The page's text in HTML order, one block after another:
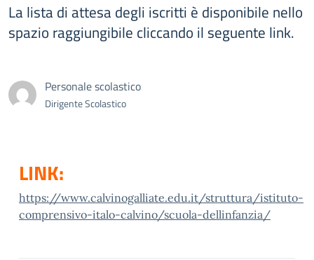
La lista di attesa degli iscritti è disponibile nello
spazio raggiungibile cliccando il seguente link.
Personale scolastico
Dirigente Scolastico
LINK:
https://www.calvinogalliate.edu.it/struttura/istituto-
comprensivo-italo-calvino/scuola-dellinfanzia/